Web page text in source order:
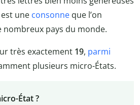
une consonne que l’on
nombreux pays du monde.
très exactement 19, parmi
plusieurs micro-États.
État ?